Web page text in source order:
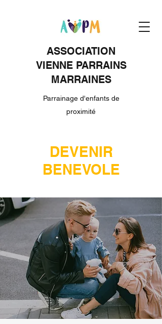
ASSOCIATION
VIENNE PARRAINS
MARRAINES
Parrainage d'enfants de
proximité
DEVENIR
BENEVOLE